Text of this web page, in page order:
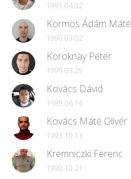
1991.04.02
Kormos Ádám Máté
1990.03.02
Koroknay Péter
1999.03.29
Kovács Dávid
1989.06.16
Kovács Máté Olivér
1993.10.13
Kremniczki Ferenc
1990.10.21